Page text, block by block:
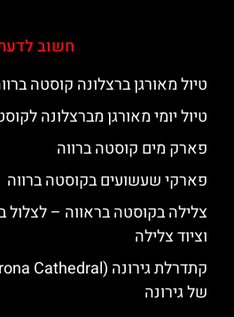
חשוב
טיול מאורגן ברצלונה קוסטה
טיול יומי מאורגן מברצלונה
פארק מים קוסטה ברווה
פארקי שעשועים בקוסטה ברווה
צלילה בקוסטה בראווה – לצלול
וציוד צלילה
של גירונה